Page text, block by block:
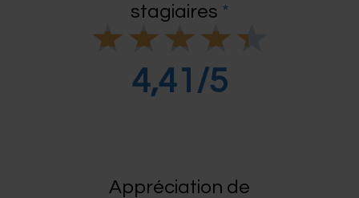
stagiaires *
★★★★★
4,41/5
Appréciation de